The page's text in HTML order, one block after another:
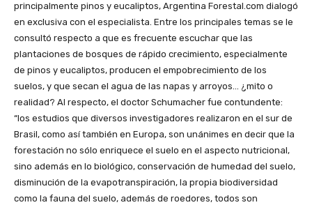
principalmente pinos y eucaliptos, Argentina Forestal.com dialogó
en exclusiva con el especialista. Entre los principales temas se le
consultó respecto a que es frecuente escuchar que las
plantaciones de bosques de rápido crecimiento, especialmente
de pinos y eucaliptos, producen el empobrecimiento de los
suelos, y que secan el agua de las napas y arroyos… ¿mito o
realidad? Al respecto, el doctor Schumacher fue contundente:
“los estudios que diversos investigadores realizaron en el sur de
Brasil, como así también en Europa, son unánimes en decir que la
forestación no sólo enriquece el suelo en el aspecto nutricional,
sino además en lo biológico, conservación de humedad del suelo,
disminución de la evapotranspiración, la propia biodiversidad
como la fauna del suelo, además de roedores, todos son